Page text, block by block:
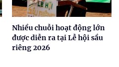
Nhiều chuỗi hoạt động lớn
được diễn ra tại Lễ hội sầu
riêng 2026